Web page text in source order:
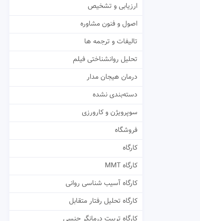
ارزیابی و تشخیص
اصول و فنون مشاوره
تالیفات و ترجمه ها
تحلیل روانشناختی فیلم
درمان هیجان مدار
دسته‌بندی نشده
سوپرویژن و کارورزی
فروشگاه
کارگاه
کارگاه MMT
کارگاه آسیب شناسی روانی
کارگاه تحلیل رفتار متقابل
کارگاه تربیت درمانگر جنسی